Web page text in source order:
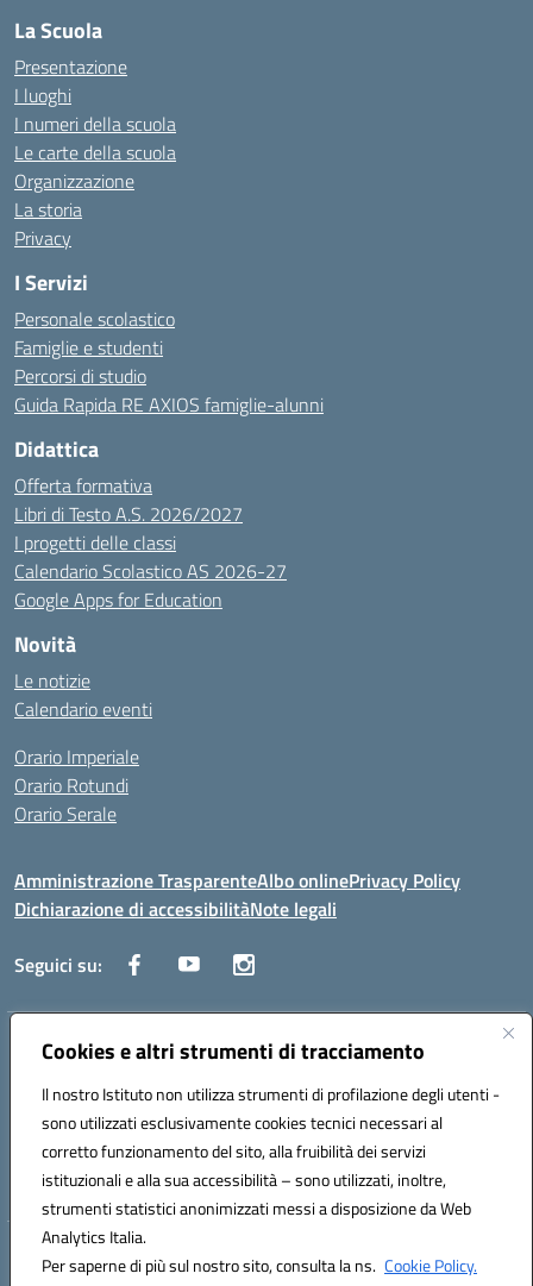
Cookies e altri strumenti di tracciamento
Il nostro Istituto non utilizza strumenti di profilazione degli utenti -
sono utilizzati esclusivamente cookies tecnici necessari al
corretto funzionamento del sito, alla fruibilità dei servizi
istituzionali e alla sua accessibilità – sono utilizzati, inoltre,
strumenti statistici anonimizzati messi a disposizione da Web
Analytics Italia.
Per saperne di più sul nostro sito, consulta la ns. Cookie Policy.
La Scuola
Presentazione
I luoghi
I numeri della scuola
Le carte della scuola
Organizzazione
La storia
Privacy
I Servizi
Personale scolastico
Famiglie e studenti
Percorsi di studio
Guida Rapida RE AXIOS famiglie-alunni
Didattica
Offerta formativa
Libri di Testo A.S. 2026/2027
I progetti delle classi
Calendario Scolastico AS 2026-27
Google Apps for Education
Novità
Le notizie
Calendario eventi
Orario Imperiale
Orario Rotundi
Orario Serale
Amministrazione TrasparenteAlbo onlinePrivacy Policy
Dichiarazione di accessibilitàNote legali
Seguici su:
Indirizzo:Via Generale Francesco Rotundi 4, 71121 Foggia (FG)
Posta elettronica certificata (PEC):fgtf13000c@pec.istruzione.it
Codice fiscale: 94090750715
Codice meccanografico: FGTF13000C
Hosting & Powered by 3D Solution S.r.l.